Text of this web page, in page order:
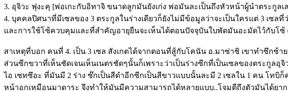
3. อุจิวะ ฟุงะคุ [พ่อเกะกับอิทาจิ ขนาดลูกมันยังเก่ง พ่อมันละเป็นถึงหัวหน้าผู้นำตระกูล
4. บุคคลปิศนาที่มีเซลของ 3 ตระกูลในร่างเดียวก็ยังไม่มีข้อมูลว่าจะเป็นใครแต่ 3 เซ
และการใช้โซ้ควบคุมและที่สำคัญอายุยืนจะเห็นได้ตอนปัจจุบันใบพัดมันอะมัดไว้กับโซ้
สาเหตุที่บอก คนที่ 4. เป็น 3 เซล สังเกตได้จากตอนที่สู้กับโคนัน อ.มาซ่าชิ เขาทำซึก
ส่วนซีกขวาที่เห็นชัดเจนเห็นเนตรชัดๆนั้นก็เพราะว่าเป็นร่างซีกที่เป็นเซลของตระกูล
ไอ เซทซึอะ ที่มันมี 2 ร่าง ซ๊กเป็นสีดำอีกซีกเป็นสีขาวแบบนั้นละมี 2 เซลใน 1 คน โท
หน้าอกเหมือนมาดาระ จึงทำให้มันมีความสามารถได้หลายแบบ..โจมตีถึงตัวมันได้ยา